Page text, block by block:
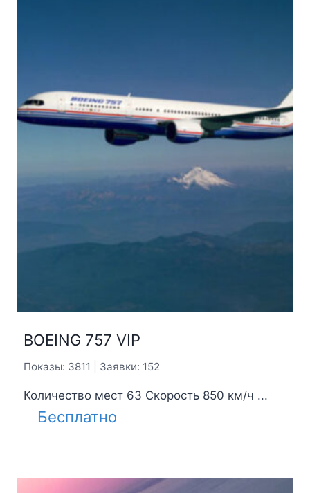
BOEING 757 VIP
Показы: 3811 | Заявки: 152
Количество мест 63 Скорость 850 км/ч ...
Бесплатно